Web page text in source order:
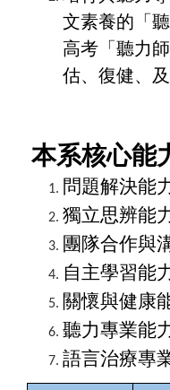
文素養的「
高考「聽力
估、復健、及
本系核心能
問題解決能
獨立思辨能
團隊合作與
自主學習能
關懷與健康
聽力專業能
語言治療專